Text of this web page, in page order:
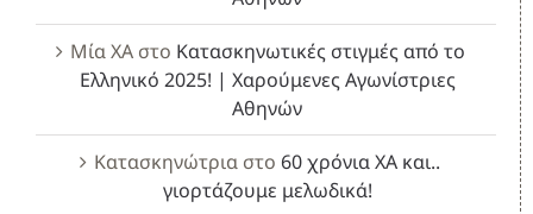
Μία ΧΑστο Κατασκηνωτικές στιγμές από το
Ελληνικό 2025! | Χαρούμενες Αγωνίστριες
Αθηνών
Κατασκηνώτρια στο 60 χρόνια ΧΑ και..
γιορτάζουμε μελωδικά!